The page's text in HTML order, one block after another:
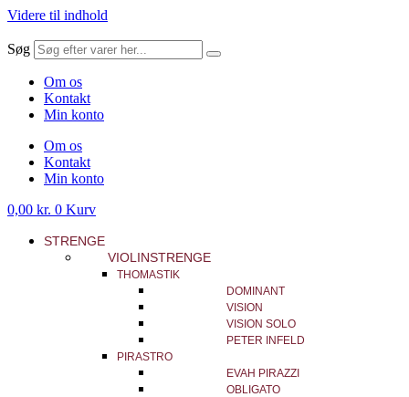
Videre til indhold
Søg
Om os
Kontakt
Min konto
Om os
Kontakt
Min konto
0,00 kr. 0 Kurv
STRENGE
VIOLINSTRENGE
THOMASTIK
DOMINANT
VISION
VISION SOLO
PETER INFELD
PIRASTRO
EVAH PIRAZZI
OBLIGATO